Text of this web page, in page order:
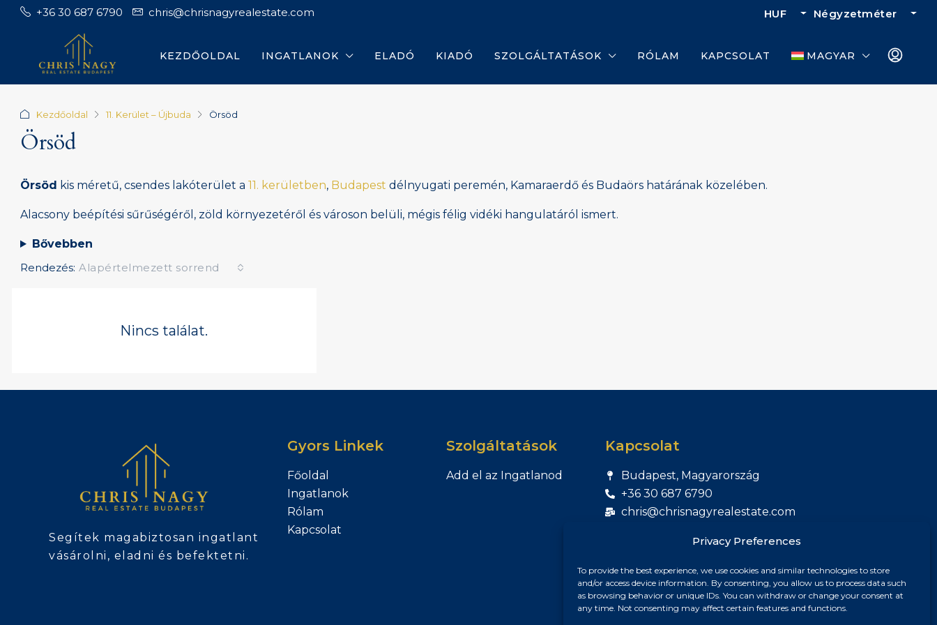
Privacy Preferences
To provide the best experience, we use cookies and similar technologies to store
and/or access device information. By consenting, you allow us to process data such
as browsing behavior or unique IDs. You can withdraw or change your consent at
any time. Not consenting may affect certain features and functions.
+36 30 687 6790 chris@chrisnagyrealestate.com HUF Négyzetméter
KEZDŐOLDAL INGATLANOK ELADÓ KIADÓ SZOLGÁLTATÁSOK RÓLAM KAPCSOLAT MAGYAR
Kezdőoldal 11. Kerület – Újbuda Örsöd
Örsöd
Örsöd kis méretű, csendes lakóterület a 11. kerületben, Budapest délnyugati peremén, Kamaraerdő és Budaörs határának közelében.
Alacsony beépítési sűrűségéről, zöld környezetéről és városon belüli, mégis félig vidéki hangulatáról ismert.
Bővebben
Rendezés: Alapértelmezett sorrend
Nincs találat.
Segítek magabiztosan ingatlant
vásárolni, eladni és befektetni.
Gyors Linkek
Főoldal
Ingatlanok
Rólam
Kapcsolat
Szolgáltatások
Add el az Ingatlanod
Kapcsolat
Budapest, Magyarország
+36 30 687 6790
chris@chrisnagyrealestate.com